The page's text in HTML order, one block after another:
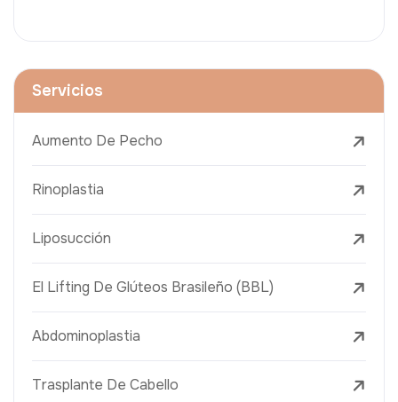
Servicios
Aumento De Pecho
Rinoplastia
Liposucción
El Lifting De Glúteos Brasileño (BBL)
Abdominoplastia
Trasplante De Cabello